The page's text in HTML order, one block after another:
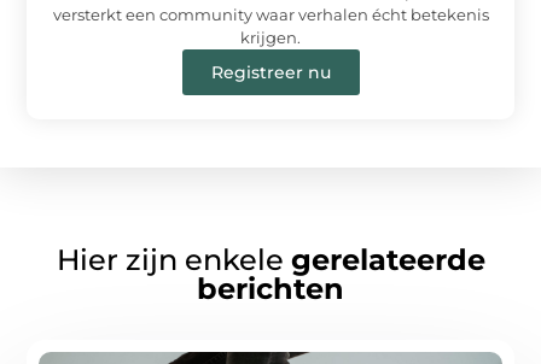
versterkt een community waar verhalen écht betekenis
krijgen.
Registreer nu
Hier zijn enkele gerelateerde
berichten